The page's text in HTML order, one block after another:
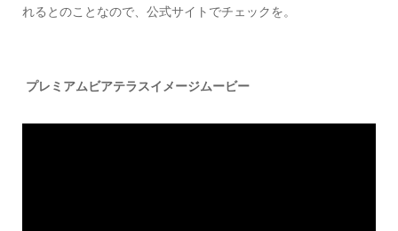
れるとのことなので、公式サイトでチェックを。
プレミアムビアテラスイメージムービー